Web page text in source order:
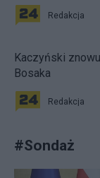
Redakcja
Kaczyński
Bosaka
Redakcja
#Sondaż